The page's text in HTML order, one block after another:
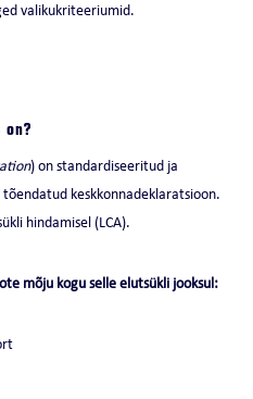
valikukriteeriumid.
on?
) on standardiseeritud ja
keskkonnadeklaratsioon.
hindamisel (LCA).
mõju kogu selle elutsükli jooksul: